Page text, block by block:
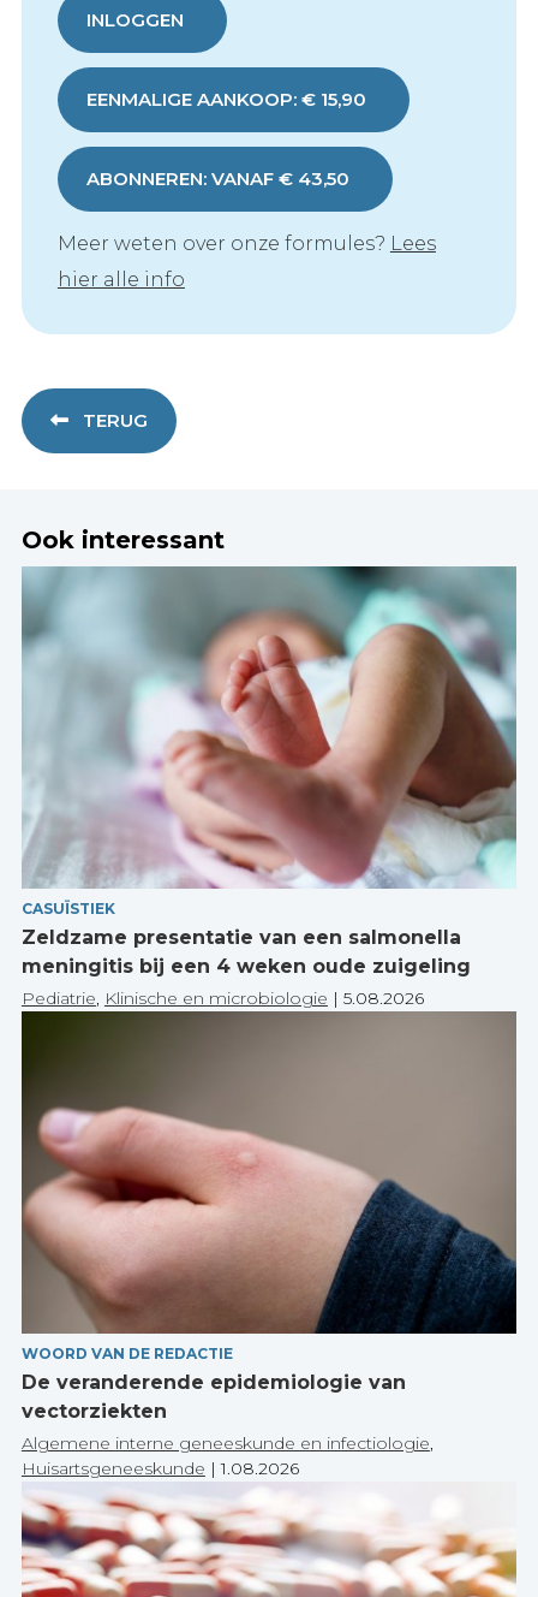
INLOGGEN
EENMALIGE AANKOOP: € 15,90
ABONNEREN: VANAF € 43,50
Meer weten over onze formules? Lees
hier alle info
TERUG
Ook interessant
CASUÏSTIEK
Zeldzame presentatie van een salmonella
meningitis bij een 4 weken oude zuigeling
Pediatrie, Klinische en microbiologie | 5.08.2026
WOORD VAN DE REDACTIE
De veranderende epidemiologie van
vectorziekten
Algemene interne geneeskunde en infectiologie,
Huisartsgeneeskunde |1.08.2026